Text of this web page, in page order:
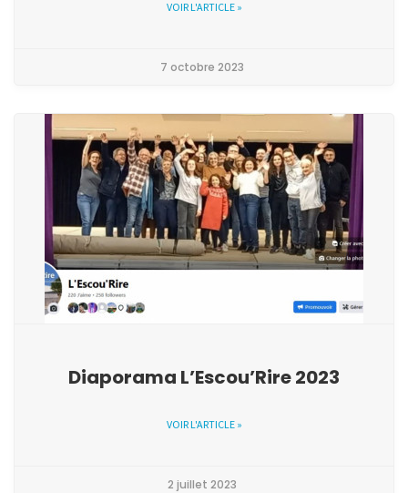
VOIR L'ARTICLE »
7 octobre 2023
Diaporama L’Escou’Rire 2023
VOIR L'ARTICLE »
2 juillet 2023